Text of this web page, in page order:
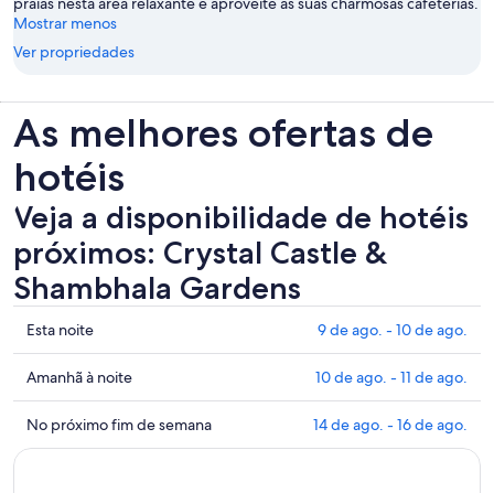
Mostrar menos
Ver propriedades
As melhores ofertas de
hotéis
Veja a disponibilidade de hotéis
próximos: Crystal Castle &
Shambhala Gardens
Mostrar
preços
perto
de
Crystal
Castle
Esta noite 9 de ago. - 10 de ago.
Mostrar
preços
perto
de
Amanhã à noite 10 de ago. - 11 de ago.
Mostrar
preços
No próximo fim de semana 14 de ago. - 16 de ago.